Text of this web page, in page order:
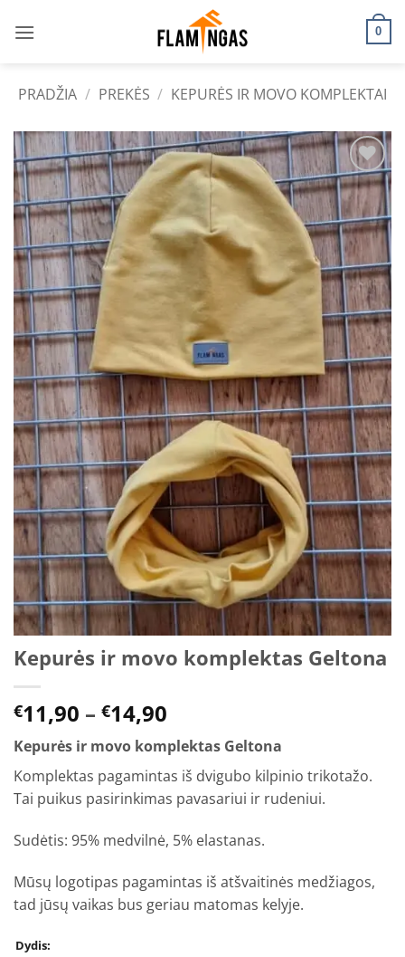
0
PRADŽIA / PREKĖS / KEPURĖS IR MOVO KOMPLEKTAI
Add to
wishlist
Kepurės ir movo komplektas Geltona
€11,90 – €14,90
range:
€11,90
through
€14,90
Kepurės ir movo komplektas Geltona
Komplektas pagamintas iš dvigubo kilpinio trikotažo.
Tai puikus pasirinkimas pavasariui ir rudeniui.
Sudėtis: 95% medvilnė, 5% elastanas.
Mūsų logotipas pagamintas iš atšvaitinės medžiagos,
tad jūsų vaikas bus geriau matomas kelyje.
Dydis: